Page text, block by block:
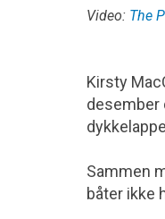
Video: The
Kirsty
desember
Sammen
båter ikke